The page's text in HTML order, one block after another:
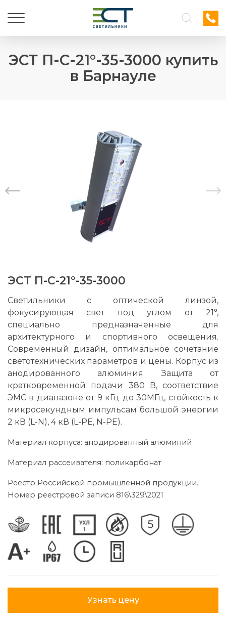
ЭСТ П-С-21°-35-3000 купить
в Барнауле
ЭСТ П-С-21°-35-3000
Светильники с оптической линзой,
фокусирующая свет под углом от 21°,
специально предназначенные для
архитектурного и спортивного освещения.
Современный дизайн, оптимальное сочетание
светотехнических параметров и цены. Корпус из
анодированного алюминия. Защита от
кратковременной подачи 380 В, соответствие
ЭМС в диапазоне от 9 кГц до 30МГц, стойкость к
микросекундным импульсам большой энергии
2 кВ (L-N), 4 кВ (L-PE, N-PE).
Материал корпуса: анодированный алюминий
Материал рассеивателя: поликарбонат
Реестр Российской промышленной продукции.
Номер реестровой записи 816\329\2021
Узнать цену